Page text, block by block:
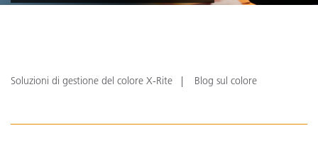
Soluzioni di gestione del colore X-Rite Blog sul colore